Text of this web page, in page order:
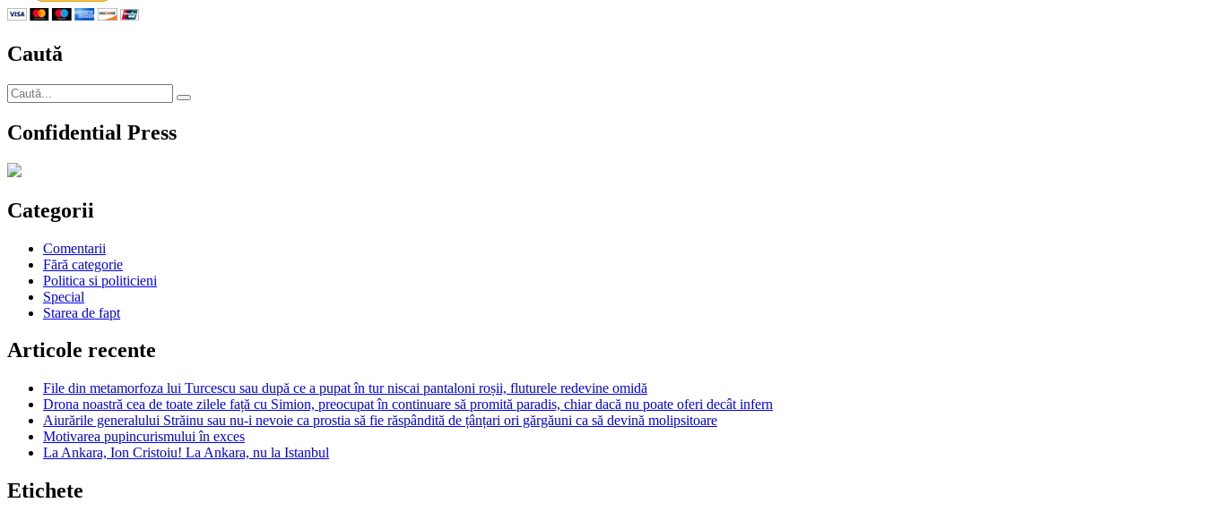
Caută
Caută
după:
Căutare
Confidential Press
Categorii
Comentarii
Fără categorie
Politica si politicieni
Special
Starea de fapt
Articole recente
File din metamorfoza lui Turcescu sau după ce a pupat în tur niscai pantaloni roșii, fluturele redevine omidă
Drona noastră cea de toate zilele față cu Simion, preocupat în continuare să promită paradis, chiar dacă nu poate oferi decât infern
Aiurările generalului Străinu sau nu-i nevoie ca prostia să fie răspândită de țânțari ori gărgăuni ca să devină molipsitoare
Motivarea pupincurismului în exces
La Ankara, Ion Cristoiu! La Ankara, nu la Istanbul
Etichete